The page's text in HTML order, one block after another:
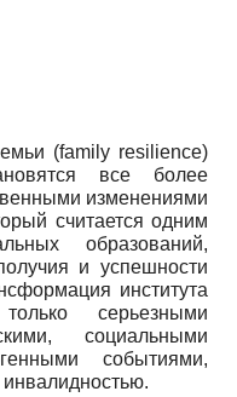
(family resilience)
все более
изменениями
считается одним
образований,
и успешности
института
серьезными
социальными
событиями,